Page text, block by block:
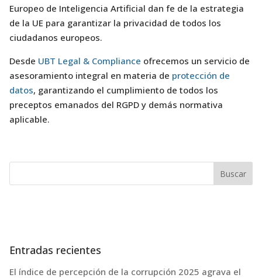
Europeo de Inteligencia Artificial dan fe de la estrategia
de la UE para garantizar la privacidad de todos los
ciudadanos europeos.
Desde UBT Legal & Compliance ofrecemos un servicio de
asesoramiento integral en materia de protección de
datos, garantizando el cumplimiento de todos los
preceptos emanados del RGPD y demás normativa
aplicable.
Entradas recientes
El índice de percepción de la corrupción 2025 agrava el